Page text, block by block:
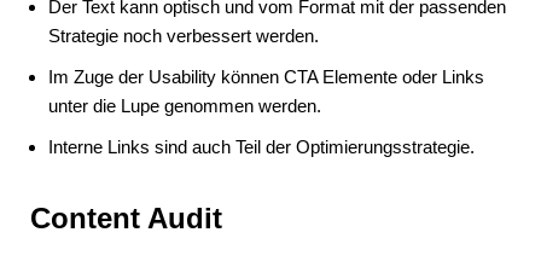
Der Text kann optisch und vom Format mit der passenden
Strategie noch verbessert werden.
Im Zuge der Usability können CTA Elemente oder Links
unter die Lupe genommen werden.
Interne Links sind auch Teil der Optimierungsstrategie.
Content Audit